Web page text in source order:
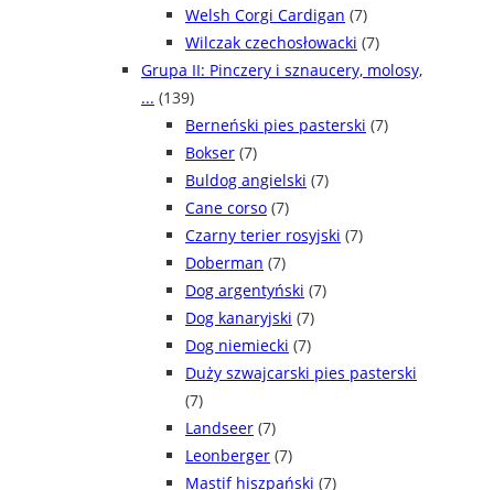
Welsh Corgi Cardigan (7)
Wilczak czechosłowacki (7)
Grupa II: Pinczery i sznaucery, molosy,
... (139)
Berneński pies pasterski (7)
Bokser (7)
Buldog angielski (7)
Cane corso (7)
Czarny terier rosyjski (7)
Doberman (7)
Dog argentyński (7)
Dog kanaryjski (7)
Dog niemiecki (7)
Duży szwajcarski pies pasterski
(7)
Landseer (7)
Leonberger (7)
Mastif hiszpański (7)